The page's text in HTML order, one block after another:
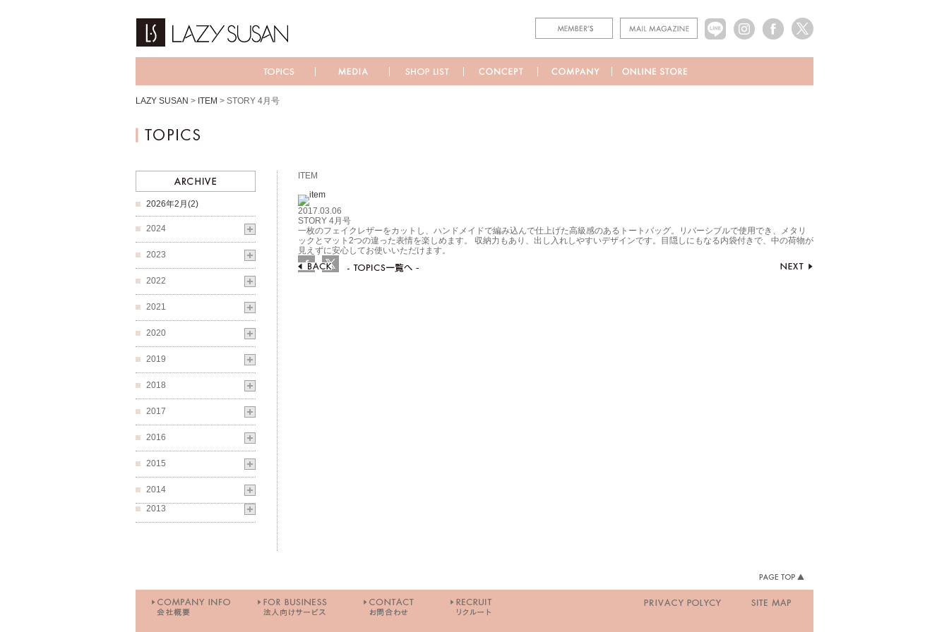
LAZY SUSAN > ITEM > STORY 4月号
2026年2月(2)
2024
2023
2022
2021
2020
2019
2018
2017
2016
2015
2014
2013
ITEM
2017.03.06
STORY 4月号
一枚のフェイクレザーをカットし、ハンドメイドで編み込んで仕上げた高級感のあるトートバッグ。リバーシブルで使用でき、メタリ
ックとマット2つの違った表情を楽しめます。 収納力もあり、出し入れしやすいデザインです。目隠しにもなる内袋付きで、中の荷物が
見えずに安心してお使いいただけます。